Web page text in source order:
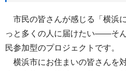
市民の皆さんが感じる「横浜
っと多くの人に届けたい——そ
民参加型のプロジェクトです。
横浜市にお住まいの皆さんを